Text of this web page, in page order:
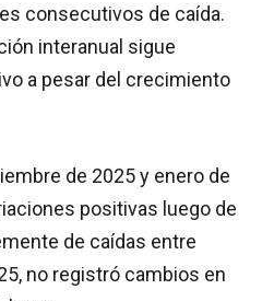
consecutivos de caída.
interanual sigue
a pesar del crecimiento
de 2025 y enero de
positivas luego de
de caídas entre
no registró cambios en